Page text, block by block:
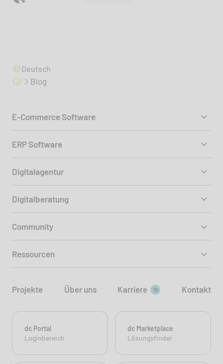
Deutsch
Blog
E-Commerce Software
ERP Software
Digitalagentur
Digitalberatung
Community
Ressourcen
Projekte Über uns Karriere 19 Kontakt
dc Portal
Loginbereich
dc Marketplace
Lösungsfinder